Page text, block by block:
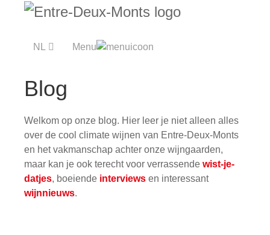
NL Menu
Blog
Welkom op onze blog. Hier leer je niet alleen alles
over de cool climate wijnen van Entre-Deux-Monts
en het vakmanschap achter onze wijngaarden,
maar kan je ook terecht voor verrassende wist-je-
datjes, boeiende interviews en interessant
wijnnieuws.